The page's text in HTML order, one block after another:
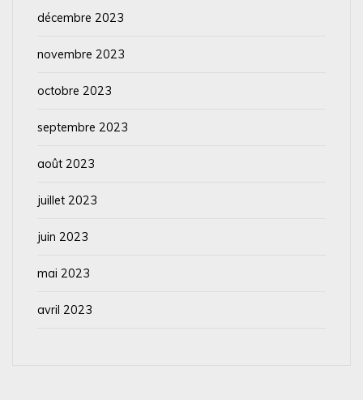
décembre 2023
novembre 2023
octobre 2023
septembre 2023
août 2023
juillet 2023
juin 2023
mai 2023
avril 2023